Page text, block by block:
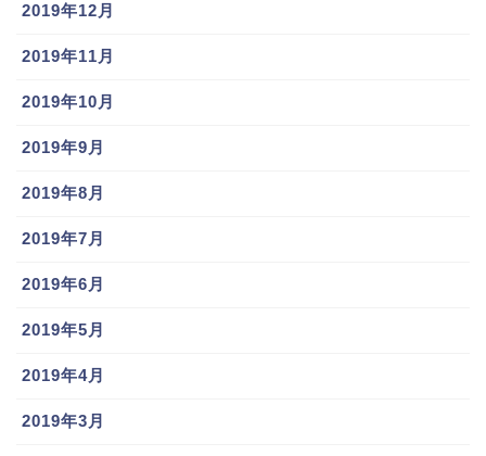
2019年12月
2019年11月
2019年10月
2019年9月
2019年8月
2019年7月
2019年6月
2019年5月
2019年4月
2019年3月